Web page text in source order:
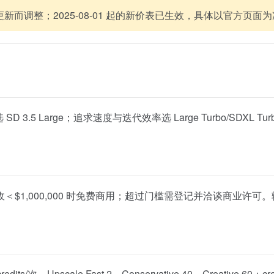
而调整；2025-08-01 起的新价表已生效，具体以官方页面
3.5 Large；追求速度与迭代效率选 Large Turbo/SDXL
$1,000,000 时免费商用；超过门槛需登记并洽谈商业许可